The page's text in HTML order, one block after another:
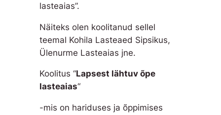
lasteaias”.
Näiteks olen koolitanud sellel
teemal Kohila Lasteaed Sipsikus,
Ülenurme Lasteaias jne.
Koolitus “Lapsest lähtuv õpe
lasteaias“
-mis on hariduses ja õppimises